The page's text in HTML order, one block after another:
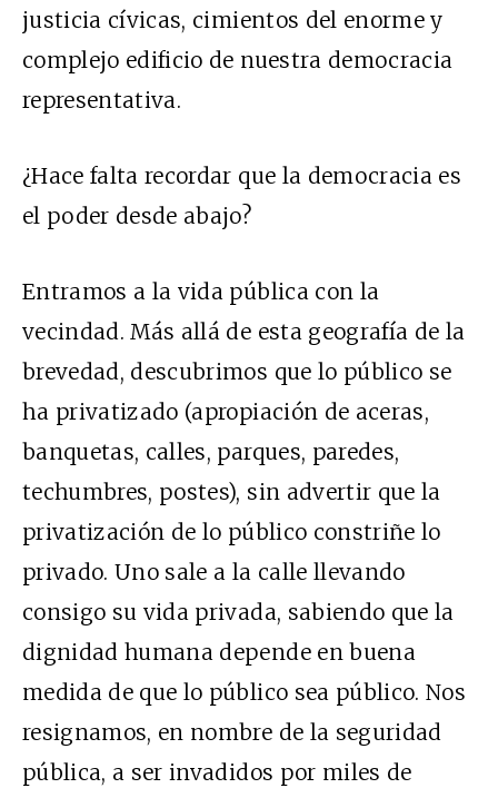
justicia cívicas, cimientos del enorme y
complejo edificio de nuestra democracia
representativa.
¿Hace falta recordar que la democracia es
el poder desde abajo?
Entramos a la vida pública con la
vecindad. Más allá de esta geografía de la
brevedad, descubrimos que lo público se
ha privatizado (apropiación de aceras,
banquetas, calles, parques, paredes,
techumbres, postes), sin advertir que la
privatización de lo público constriñe lo
privado. Uno sale a la calle llevando
consigo su vida privada, sabiendo que la
dignidad humana depende en buena
medida de que lo público sea público. Nos
resignamos, en nombre de la seguridad
pública, a ser invadidos por miles de